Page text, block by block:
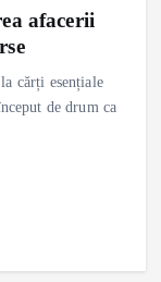
afacerii
cărți esențiale
de drum ca